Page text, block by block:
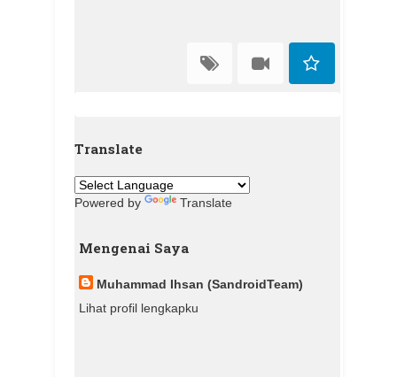
Translate
Powered by Translate
Mengenai Saya
Muhammad Ihsan (SandroidTeam)
Lihat profil lengkapku